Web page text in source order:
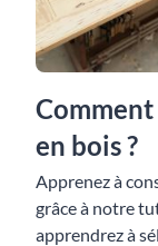
en bois ?
Apprenez à
grâce à notre
apprendrez à